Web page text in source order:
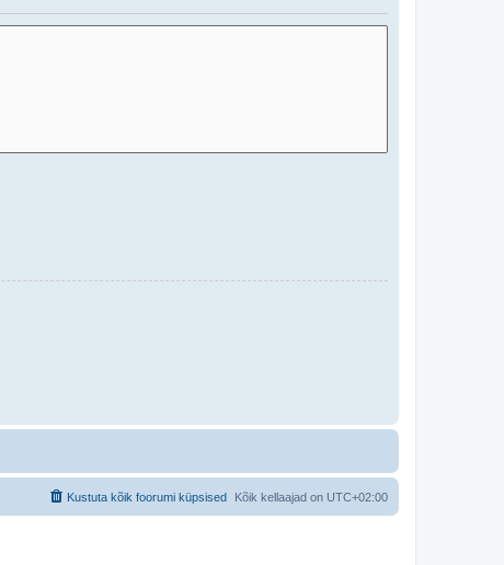
Kõik kellaajad on UTC+02:00
Kustuta kõik foorumi küpsised